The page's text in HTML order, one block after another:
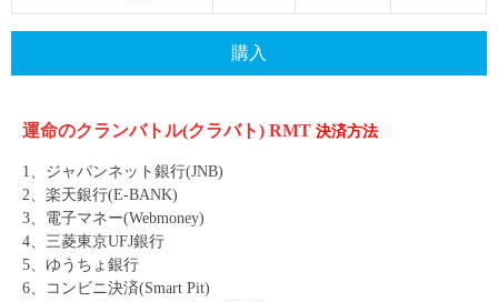
購入
運命のクランバトル(クラバト) RMT 決済方法
1、ジャパンネット銀行(JNB)
2、楽天銀行(E-BANK)
3、電子マネー(Webmoney)
4、三菱東京UFJ銀行
5、ゆうちょ銀行
6、コンビニ決済(Smart Pit)